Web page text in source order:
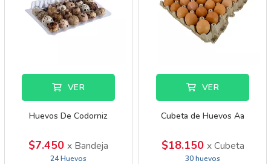
VER
Huevos De Codorniz
$7.450 x Bandeja
24 Huevos
VER
Cubeta de Huevos Aa
$18.150 x Cubeta
30 huevos